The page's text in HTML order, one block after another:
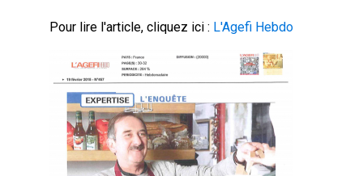
Pour lire l'article, cliquez ici : L'Agefi Hebdo